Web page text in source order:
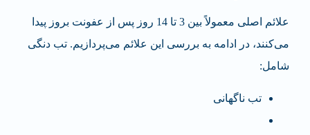
علائم اصلی معمولاً بین 3 تا 14 روز پس از عفونت بروز پیدا
می‌کنند، در ادامه به بررسی این علائم می‌پردازیم. تب دنگی
شامل:
تب ناگهانی